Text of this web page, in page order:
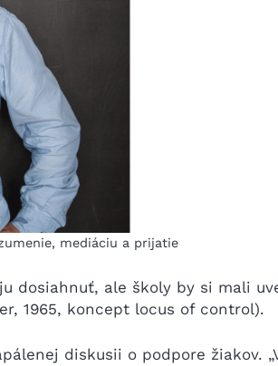
mediáciu a prijatie
dosiahnuť, ale školy by si mali
1965, koncept locus of control).
diskusii o podpore žiakov.